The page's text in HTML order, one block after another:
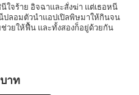
ใจร้าย อิจฉาและสั่งฆ่า แต่เธอหนี
ปลอมตัวนำแอปเปิลพิษมาให้กินจน
วยให้ฟื้น และทั้งสองก็อยู่ด้วยกัน
าท